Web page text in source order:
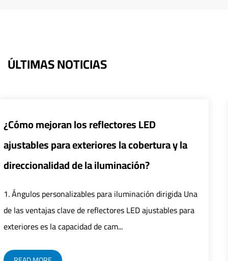
ÚLTIMAS NOTICIAS
y la
Una
para
¿Cómo pueden los sistemas de
inteligentes mejorar la eficiencia y
de las farolas LED?
1. Mejorar la eficiencia Control preciso: El
control inteligente logra un control preciso
LED integrando tecnología de sen...